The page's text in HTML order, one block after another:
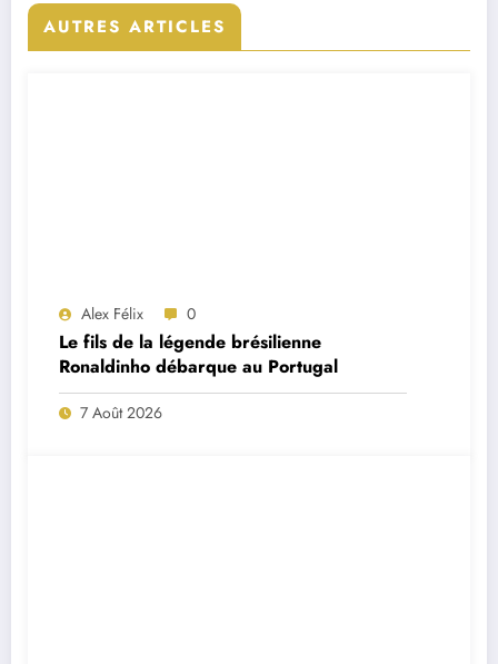
AUTRES ARTICLES
Alex Félix 0
Le fils de la légende brésilienne
Ronaldinho débarque au Portugal
7 Août 2026